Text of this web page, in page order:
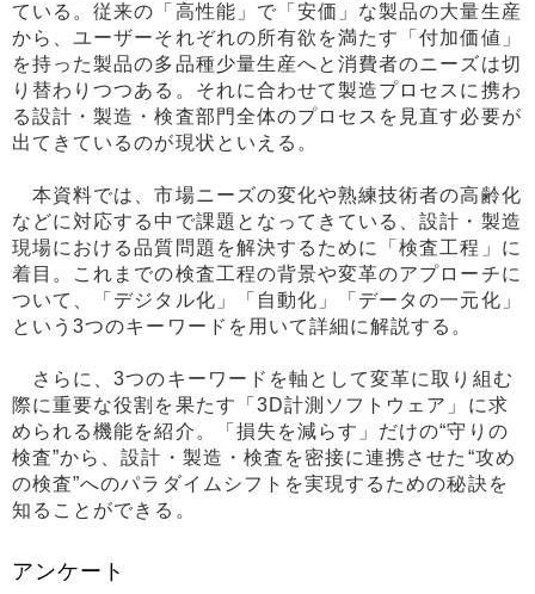
ている。従来の「高性能」で「安価」な製品の大量生産
から、ユーザーそれぞれの所有欲を満たす「付加価値」
を持った製品の多品種少量生産へと消費者のニーズは切
り替わりつつある。それに合わせて製造プロセスに携わ
る設計・製造・検査部門全体のプロセスを見直す必要が
出てきているのが現状といえる。
本資料では、市場ニーズの変化や熟練技術者の高齢化
などに対応する中で課題となってきている、設計・製造
現場における品質問題を解決するために「検査工程」に
着目。これまでの検査工程の背景や変革のアプローチに
ついて、「デジタル化」「自動化」「データの一元化」
という3つのキーワードを用いて詳細に解説する。
さらに、3つのキーワードを軸として変革に取り組む
際に重要な役割を果たす「3D計測ソフトウェア」に求
められる機能を紹介。「損失を減らす」だけの“守りの
検査”から、設計・製造・検査を密接に連携させた“攻め
の検査”へのパラダイムシフトを実現するための秘訣を
知ることができる。
アンケート